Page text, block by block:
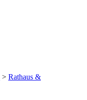
> Rathaus &